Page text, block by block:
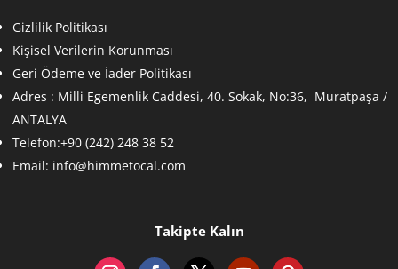
Gizlilik Politikası
Kişisel Verilerin Korunması
Geri Ödeme ve İader Politikası
Adres : Milli Egemenlik Caddesi, 40. Sokak, No:36, Muratpaşa /
ANTALYA
Telefon:+90 (242) 248 38 52
Email: info@himmetocal.com
Takipte Kalın